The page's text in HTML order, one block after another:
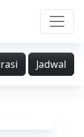
Jadwal